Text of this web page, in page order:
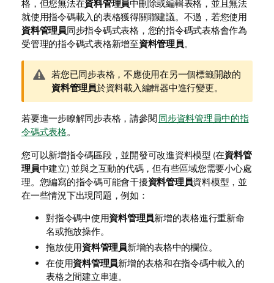
格，但您無法在資料管理員中刪除或編輯表格，並且無法
就使用指令碼載入的表格獲得關聯建議。不過，若您使用
資料管理員同步指令碼式表格，您的指令碼式表格會作為
受管理的指令碼式表格新增至資料管理員。
警
告
備
註
若您已同步表格，不應使用在另一個標籤開啟的
資料管理員於資料載入編輯器中進行變更。
若要進一步瞭解同步表格，請參閱 同步資料管理員中的指
令碼式表格。
您可以新增指令碼區段，並開發可改進資料模型 (在資料管
理員中建立) 並與之互動的代碼，但有些區域您需要小心處
理。您編寫的指令碼可能會干擾資料管理員資料模型，並
在一些情況下出現問題，例如：
對指令碼中使用資料管理員新增的表格進行重新命
名或拖放操作。
拖放使用資料管理員新增的表格中的欄位。
在使用資料管理員新增的表格和在指令碼中載入的
表格之間建立串連。